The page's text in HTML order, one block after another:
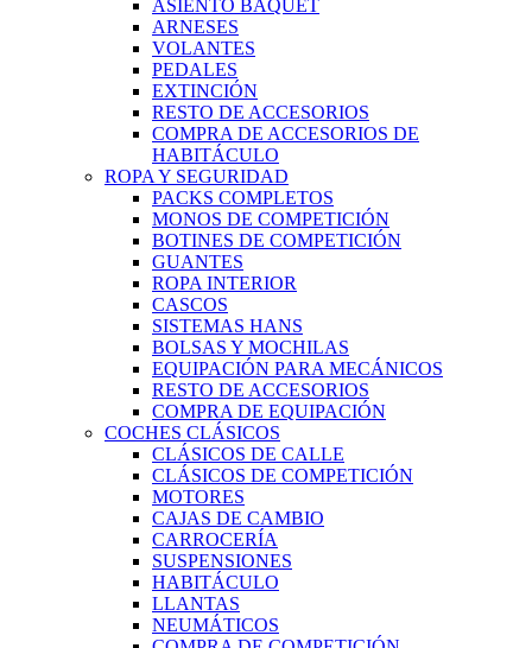
ASIENTO BAQUET
ARNESES
VOLANTES
PEDALES
EXTINCIÓN
RESTO DE ACCESORIOS
COMPRA DE ACCESORIOS DE
HABITÁCULO
ROPA Y SEGURIDAD
PACKS COMPLETOS
MONOS DE COMPETICIÓN
BOTINES DE COMPETICIÓN
GUANTES
ROPA INTERIOR
CASCOS
SISTEMAS HANS
BOLSAS Y MOCHILAS
EQUIPACIÓN PARA MECÁNICOS
RESTO DE ACCESORIOS
COMPRA DE EQUIPACIÓN
COCHES CLÁSICOS
CLÁSICOS DE CALLE
CLÁSICOS DE COMPETICIÓN
MOTORES
CAJAS DE CAMBIO
CARROCERÍA
SUSPENSIONES
HABITÁCULO
LLANTAS
NEUMÁTICOS